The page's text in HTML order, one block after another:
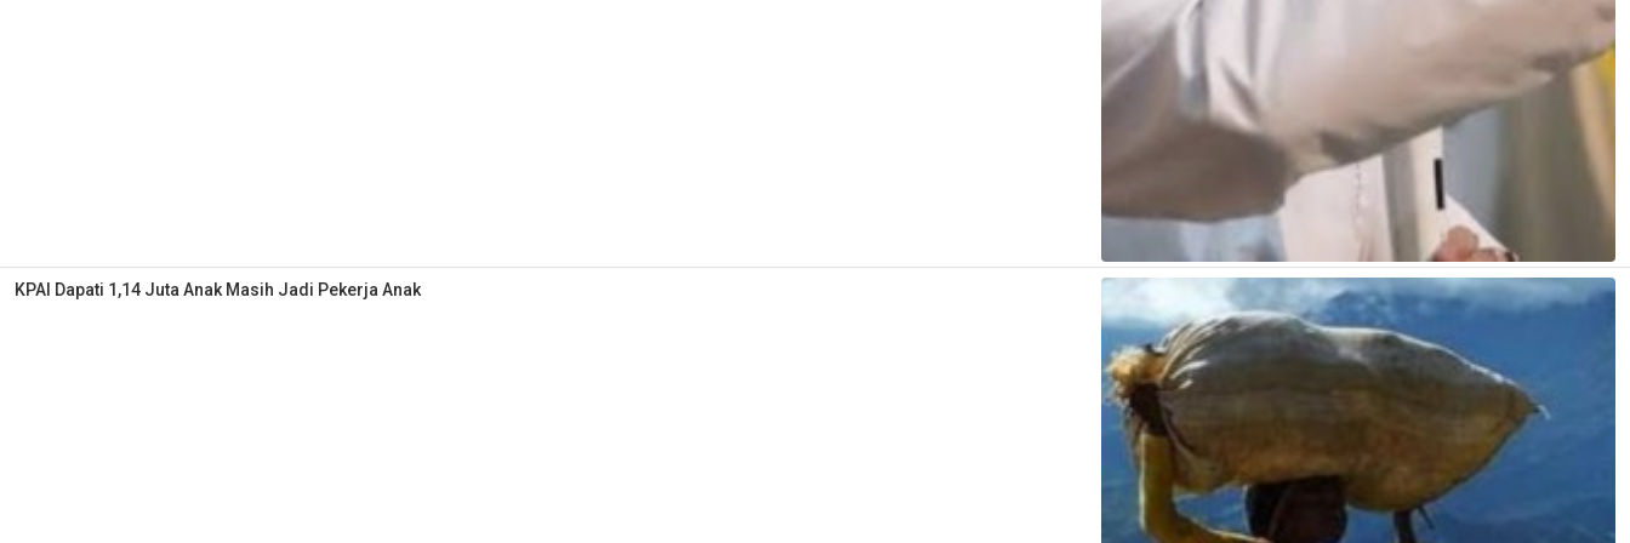
KPAI Dapati 1,14 Juta Anak Masih Jadi Pekerja Anak